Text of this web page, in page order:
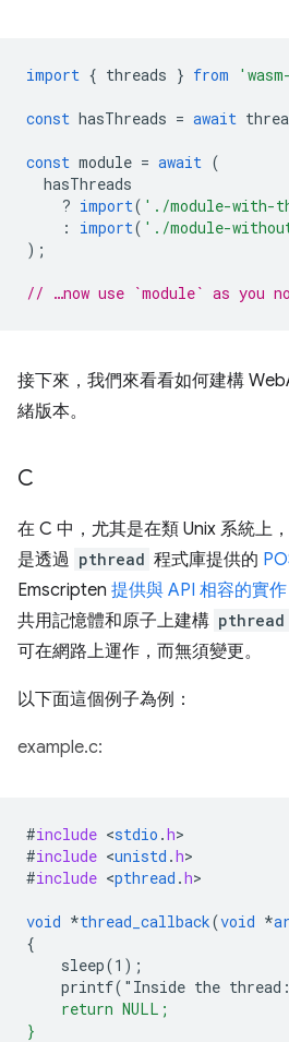
import { threads } from
const hasThreads = await
const module = await (
hasThreads
? import( './module-with-
:
import( './module-
);
// …now use `module` as you
接下來，我們來看看如何建構
緒版本。
C
在 C 中，尤其是在類 Unix 系統上
是透過 pthread 程式庫提供的
Emscripten 提供與 API 相容的實作
共用記憶體和原子上建構 pthread
可在網路上運作，而無須變更。
以下面這個例子為例：
example.c:
#include <stdio .h
#include <unistd .h
#include <pthread .h>
void *thread_callback(void *
{
sleep(1) ;
printf("Inside the thread :
    return NULL;
}